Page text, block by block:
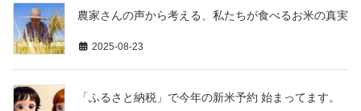
農家さんの声から考える、私たちが食べるお米の真実
2025-08-23
「ふるさと納税」で今年の新米予約 始まってます。